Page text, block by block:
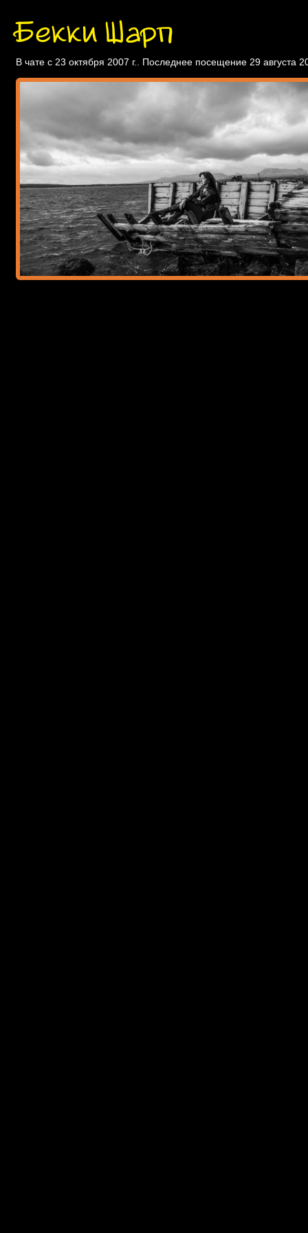
Бекки Шарп
В чате с 23 октября 2007 г.. Последнее посещение 29 августа